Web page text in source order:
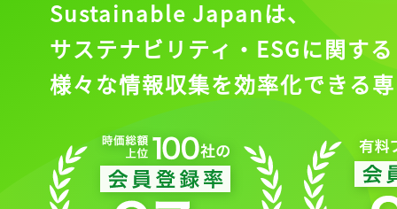
Sustainable Japanは、
サステナビリティ・ESGに関する
様々な情報収集を効率化できる